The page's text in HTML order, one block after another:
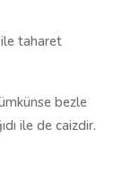
taharet
bezle
ile de caizdir.